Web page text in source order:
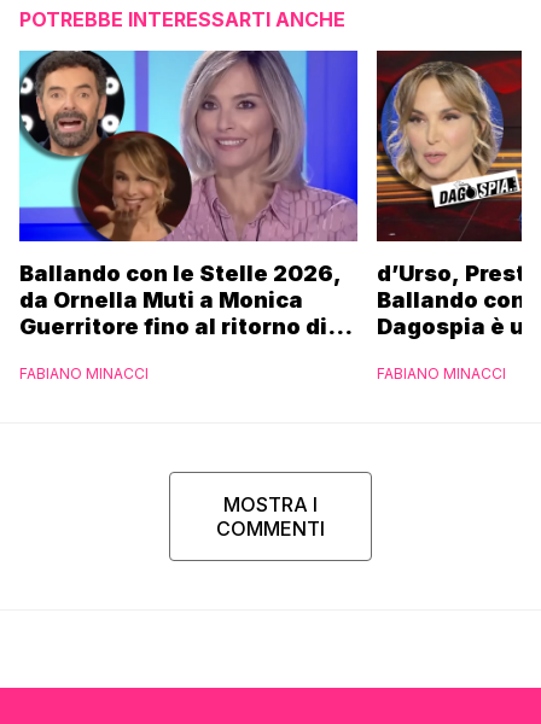
POTREBBE INTERESSARTI ANCHE
Ballando con le Stelle 2026,
da Ornella Muti a Monica
Guerritore fino al ritorno di
l’esclusiva di Gabriele
FABIANO MINACCI
d’Urso,
Ballando con
Dagospia è
FABIANO MINACCI
MOSTRA I
COMMENTI